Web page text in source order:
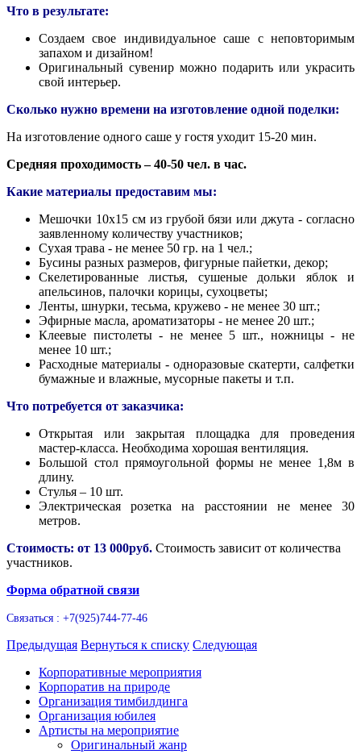
Что в результате:
Создаем свое индивидуальное саше с неповторимым
запахом и дизайном!
Оригинальный сувенир можно подарить или украсить
свой интерьер.
Сколько нужно времени на изготовление одной поделки:
На изготовление одного саше у гостя уходит 15-20 мин.
Средняя проходимость – 40-50 чел. в час.
Какие материалы предоставим мы:
Мешочки 10х15 см из грубой бязи или джута - согласно
заявленному количеству участников;
Сухая трава - не менее 50 гр. на 1 чел.;
Бусины разных размеров, фигурные пайетки, декор;
Скелетированные листья, сушеные дольки яблок и
апельсинов, палочки корицы, сухоцветы;
Ленты, шнурки, тесьма, кружево - не менее 30 шт.;
Эфирные масла, ароматизаторы - не менее 20 шт.;
Клеевые пистолеты - не менее 5 шт., ножницы - не
менее 10 шт.;
Расходные материалы - одноразовые скатерти, салфетки
бумажные и влажные, мусорные пакеты и т.п.
Что потребуется от заказчика:
Открытая или закрытая площадка для проведения
мастер-класса. Необходима хорошая вентиляция.
Большой стол прямоугольной формы не менее 1,8м в
длину.
Стулья – 10 шт.
Электрическая розетка на расстоянии не менее 30
метров.
Стоимость: от 13 000руб. Стоимость зависит от количества
участников.
Форма обратной связи
Связаться : +7(925)744-77-46
Предыдущая Вернуться к списку Следующая
Корпоративные мероприятия
Корпоратив на природе
Организация тимбилдинга
Организация юбилея
Артисты на мероприятие
Оригинальный жанр